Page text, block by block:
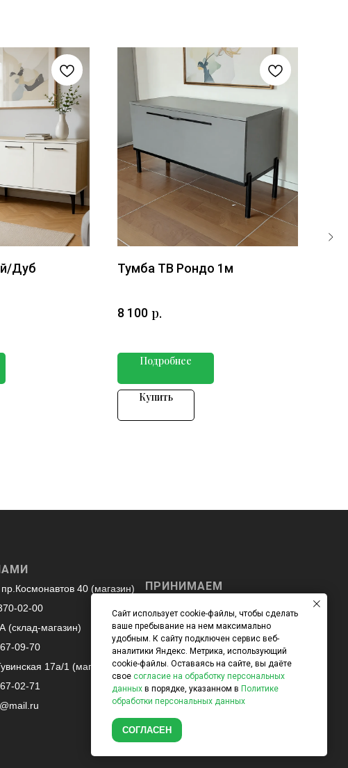
Дуб
Тумба ТВ Рондо 1м
8 100 р.
Подробнее
Купить
пр.Космонавтов 40 (магазин)
02-00
(склад-магазин)
09-70
17а/1 (магазин)
02-71
ПРИНИМАЕМ
Вы можете оплатить
покупки наличными /
картой при получении, а
также с помощью онлайн
оплаты на сайте.
Сайт использует cookie-файлы, чтобы сделать
ваше пребывание на нем максимально
удобным. К cайту подключен сервис веб-
аналитики Яндекс. Метрика, использующий
cookie-файлы. Оставаясь на сайте, вы даёте
свое согласие на обработку персональных
данных в порядке, указанном в Политике
обработки персональных данных
СОГЛАСЕН